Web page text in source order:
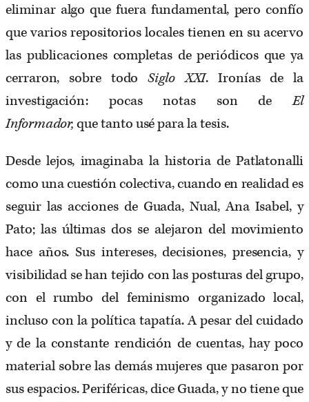
eliminar algo que fuera fundamental, pero confío
que varios repositorios locales tienen en su acervo
las publicaciones completas de periódicos que ya
cerraron, sobre todoSiglo XXI. Ironías de la
investigación: pocas notas son deEl
Informador,que tanto usé para la tesis.
Desde lejos, imaginaba la historia de Patlatonalli
como una cuestión colectiva, cuando en realidad es
seguir las acciones de Guada, Nual, Ana Isabel, y
Pato; las últimas dos se alejaron del movimiento
hace años. Sus intereses, decisiones, presencia, y
visibilidad se han tejido con las posturas del grupo,
con el rumbo del feminismo organizado local,
incluso con la política tapatía. A pesar del cuidado
y de la constante rendición de cuentas, hay poco
material sobre las demás mujeres que pasaron por
sus espacios. Periféricas, dice Guada, y no tiene que